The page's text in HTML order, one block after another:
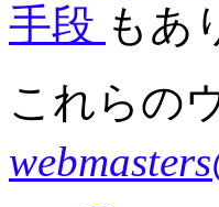
手段 もあ
これらの